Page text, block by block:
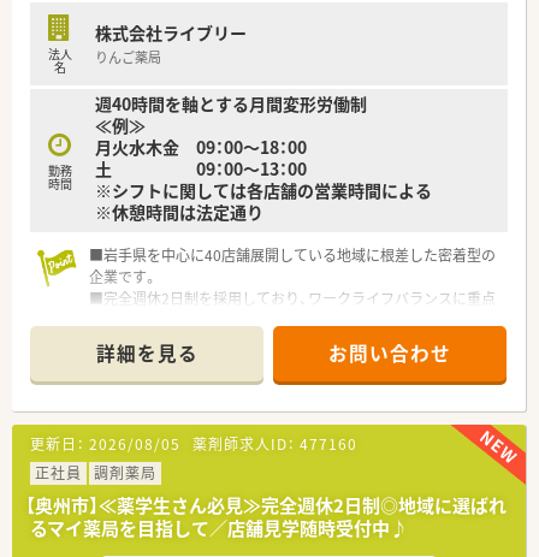
法人
名
株式会社ライブリー
りんご薬局
勤務
時間
週40時間を軸とする月間変形労働制
≪例≫
月火水木金 09：00～18：00
土 09：00～13：00
※シフトに関しては各店舗の営業時間による
※休憩時間は法定通り
■岩手県を中心に40店舗展開している地域に根差した密着型の
企業です。
■完全週休2日制を採用しており、ワークライフバランスに重点
■新卒採用も積極的に行っており、若手も活躍できる環境は整っ
ております。
■教育制度は集合研修やEラーニングを活用しております。
詳細を見る お問い合わせ
更新日： 2026/08/05 薬剤師求人ID： 477160
正社員
調剤薬局
【奥州市】≪薬学生さん必見≫完全週休2日制◎地域に選ばれ
るマイ薬局を目指して／店舗見学随時受付中♪